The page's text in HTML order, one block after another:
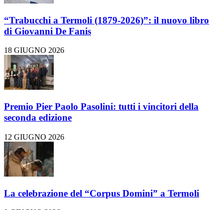
“Trabucchi a Termoli (1879-2026)”: il nuovo libro
di Giovanni De Fanis
18 GIUGNO 2026
Premio Pier Paolo Pasolini: tutti i vincitori della
seconda edizione
12 GIUGNO 2026
La celebrazione del “Corpus Domini” a Termoli